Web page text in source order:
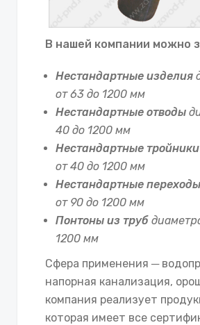
В нашей компании можно
Нестандартные изделия
от 63 до 1200 мм
Нестандартные отводы
40 до 1200 мм
Нестандартные тройники
от 40 до 1200 мм
Нестандартные переходы
от 90 до 1200 мм
Понтоны из труб
1200 мм
Сфера применения ─
напорная канализация,
компания реализует
которая имеет все